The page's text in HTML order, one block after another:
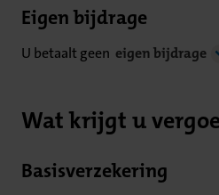
Eigen bijdrage
U betaalt geen eigen bijdrage
Wat krijgt u
Basisverzekering